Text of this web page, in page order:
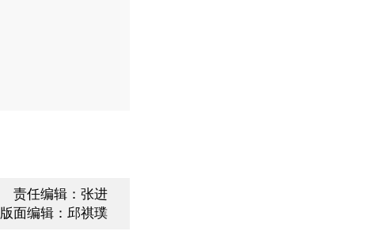
责任编辑：张进
版面编辑：邱祺璞